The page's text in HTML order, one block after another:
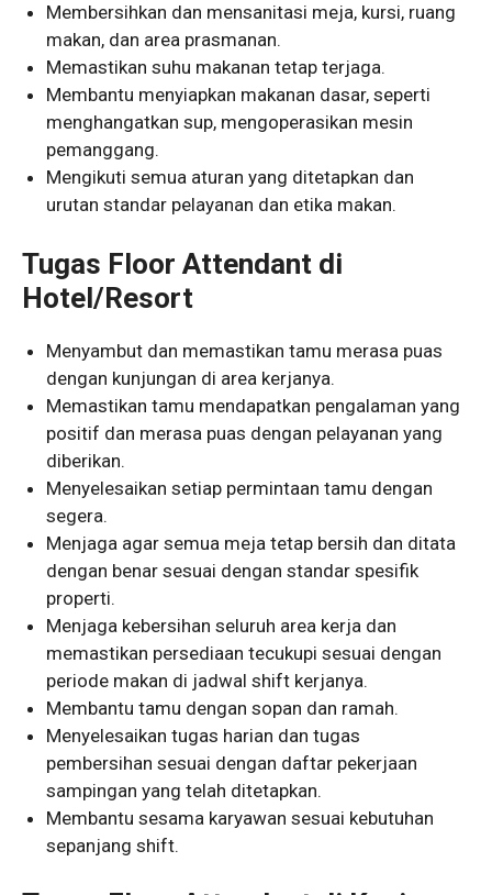
Membersihkan dan mensanitasi meja, kursi, ruang
makan, dan area prasmanan.
Memastikan suhu makanan tetap terjaga.
Membantu menyiapkan makanan dasar, seperti
menghangatkan sup, mengoperasikan mesin
pemanggang.
Mengikuti semua aturan yang ditetapkan dan
urutan standar pelayanan dan etika makan.
Tugas Floor Attendant di
Hotel/Resort
Menyambut dan memastikan tamu merasa puas
dengan kunjungan di area kerjanya.
Memastikan tamu mendapatkan pengalaman yang
positif dan merasa puas dengan pelayanan yang
diberikan.
Menyelesaikan setiap permintaan tamu dengan
segera.
Menjaga agar semua meja tetap bersih dan ditata
dengan benar sesuai dengan standar spesifik
properti.
Menjaga kebersihan seluruh area kerja dan
memastikan persediaan tecukupi sesuai dengan
periode makan di jadwal shift kerjanya.
Membantu tamu dengan sopan dan ramah.
Menyelesaikan tugas harian dan tugas
pembersihan sesuai dengan daftar pekerjaan
sampingan yang telah ditetapkan.
Membantu sesama karyawan sesuai kebutuhan
sepanjang shift.